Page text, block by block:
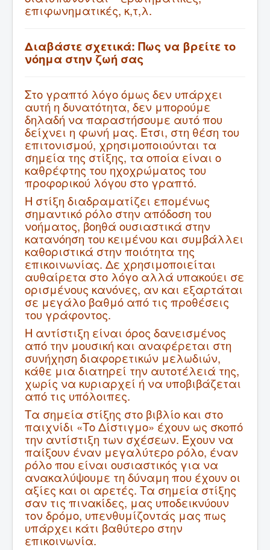
επιφωνηματικές, κ,τ,λ.
Διαβάστε σχετικά: Πως να βρείτε το
νόημα στην ζωή σας
Στο γραπτό λόγο όμως δεν υπάρχει
αυτή η δυνατότητα, δεν μπορούμε
δηλαδή να παραστήσουμε αυτό που
δείχνει η φωνή μας. Έτσι, στη θέση του
επιτονισμού, χρησιμοποιούνται τα
σημεία της στίξης, τα οποία είναι ο
καθρέφτης του ηχοχρώματος του
προφορικού λόγου στο γραπτό.
Η στίξη διαδραματίζει επομένως
σημαντικό ρόλο στην απόδοση του
νοήματος, βοηθά ουσιαστικά στην
κατανόηση του κειμένου και συμβάλλει
καθοριστικά στην ποιότητα της
επικοινωνίας. Δε χρησιμοποιείται
αυθαίρετα στο λόγο αλλά υπακούει σε
ορισμένους κανόνες, αν και εξαρτάται
σε μεγάλο βαθμό από τις προθέσεις
του γράφοντος.
Η αντίστιξη είναι όρος δανεισμένος
από την μουσική και αναφέρεται στη
συνήχηση διαφορετικών μελωδιών,
κάθε μια διατηρεί την αυτοτέλειά της,
χωρίς να κυριαρχεί ή να υποβιβάζεται
από τις υπόλοιπες.
Τα σημεία στίξης στο βιβλίο και στο
παιχνίδι «Το Δίστιγμο» έχουν ως σκοπό
την αντίστιξη των σχέσεων. Έχουν να
παίξουν έναν μεγαλύτερο ρόλο, έναν
ρόλο που είναι ουσιαστικός για να
ανακαλύψουμε τη δύναμη που έχουν οι
αξίες και οι αρετές. Τα σημεία στίξης
σαν τις πινακίδες, μας υποδεικνύουν
τον δρόμο, υπενθυμίζοντάς μας πως
υπάρχει κάτι βαθύτερο στην
επικοινωνία.